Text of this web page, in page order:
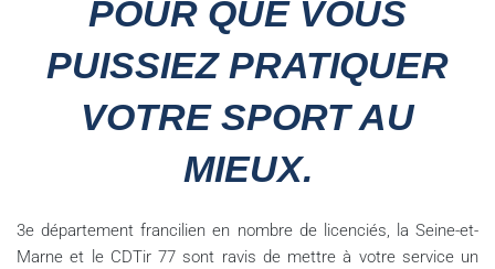
POUR QUE VOUS
PUISSIEZ PRATIQUER
VOTRE SPORT AU
MIEUX.
3e département francilien en nombre de licenciés, la Seine-et-
Marne et le CDTir 77 sont ravis de mettre à votre service un